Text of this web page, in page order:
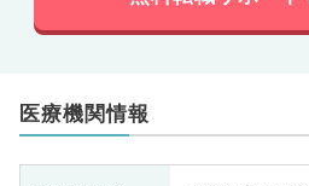
医療機関情報